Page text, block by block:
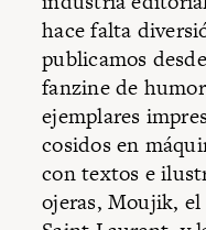
hace falta
publicamos
fanzine de
ejemplares
cosidos en
con textos e
ojeras, Moujik,